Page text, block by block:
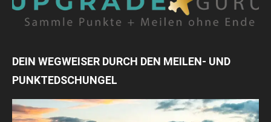
DEIN WEGWEISER DURCH DEN MEILEN- UND
PUNKTEDSCHUNGEL